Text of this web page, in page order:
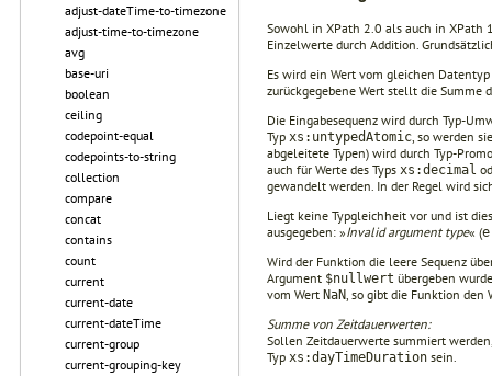
adjust-dateTime-to-timezone
adjust-time-to-timezone
avg
base-uri
boolean
ceiling
codepoint-equal
codepoints-to-string
collection
compare
concat
contains
count
current
current-date
current-dateTime
current-group
current-grouping-key
Sowohl in XPath 2.0 als auch in
Einzelwerte durch Addition.
Es wird ein Wert vom gleichen
zurückgegebene Wert stellt die Summe
Die Eingabesequenz wird durch Typ-
Typ xs:untypedAtomic , so werden
abgeleitete Typen) wird durch Typ-
auch für Werte des Typs xs:decimal
gewandelt werden. In der Regel wird
Liegt keine Typgleichheit vor und ist
ausgegeben: »Invalid argument type« (
Wird der Funktion die leere Sequenz
Argument $nullwert übergeben
vom Wert NaN , so gibt die Funktion den
Summe von Zeitdauerwerten:
Sollen Zeitdauerwerte summiert
Typ xs:dayTimeDuration sein.